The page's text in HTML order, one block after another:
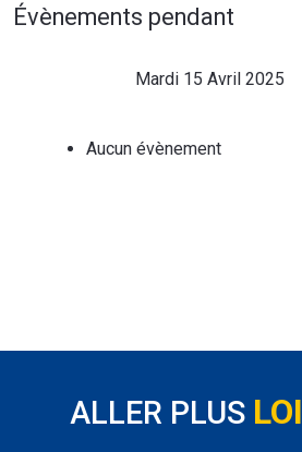
Évènements pendant
Mardi 15 Avril 2025
Aucun évènement
ALLER PLUS